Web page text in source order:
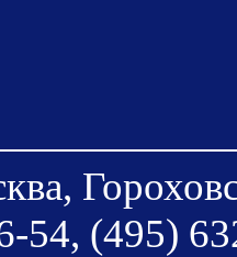
54, (495)